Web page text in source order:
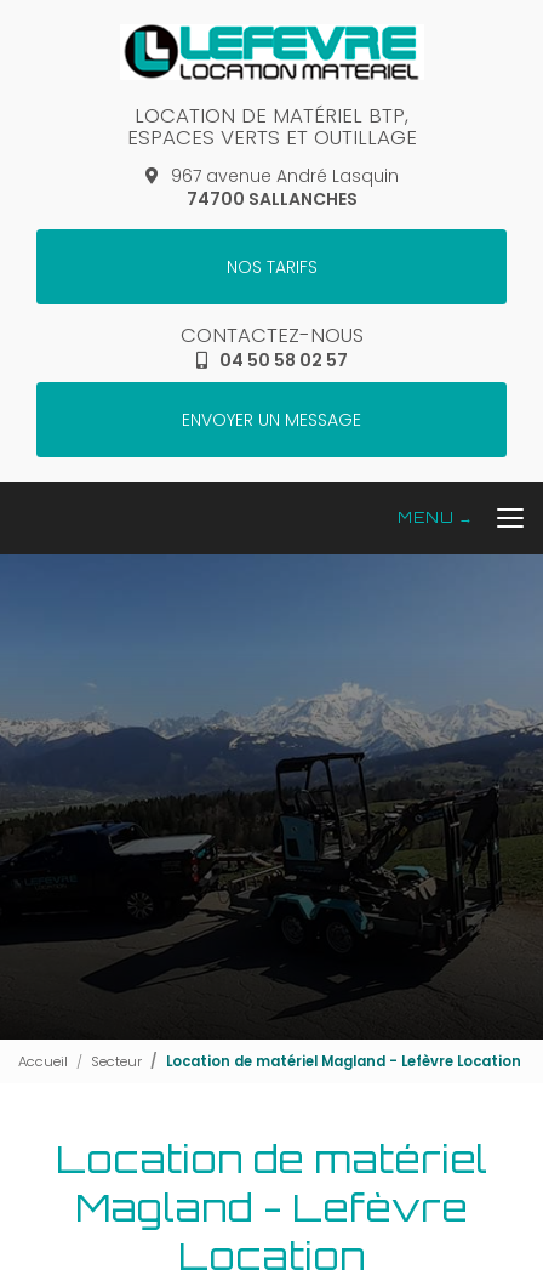
LOCATION DE MATÉRIEL BTP,
ESPACES VERTS ET OUTILLAGE
967 avenue André Lasquin
74700 SALLANCHES
NOS TARIFS
CONTACTEZ-NOUS
04 50 58 02 57
ENVOYER UN MESSAGE
Accueil Secteur Location de matériel Magland - Lefèvre Location
Location de matériel
Magland - Lefèvre
Location